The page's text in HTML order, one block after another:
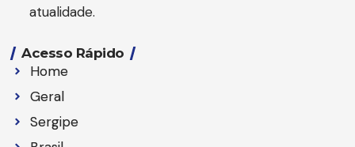
atualidade.
Acesso Rápido
Home
Geral
Sergipe